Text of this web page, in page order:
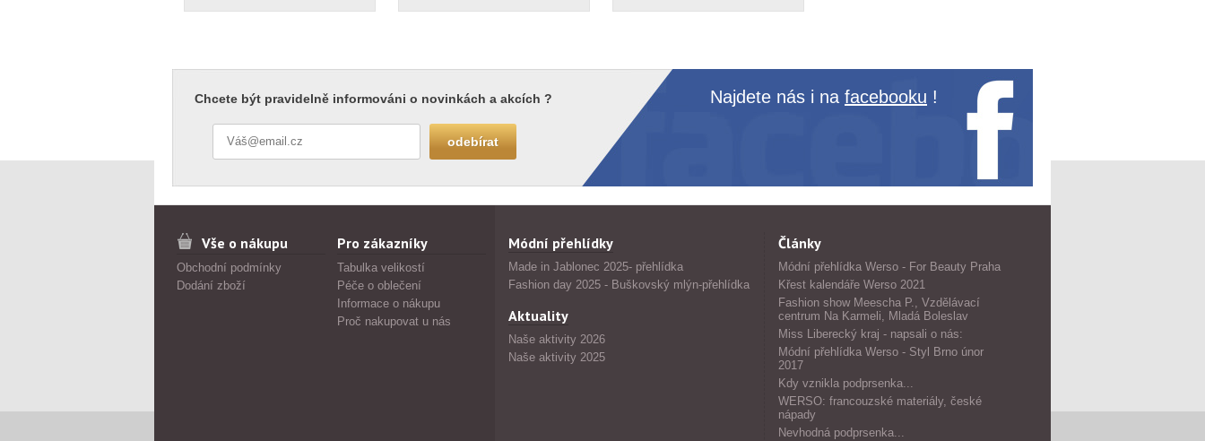
Chcete být pravidelně informováni o novinkách a akcích ? Najdete nás i na facebooku !
Vše o nákupu
Obchodní podmínky
Dodání zboží
Pro zákazníky
Tabulka velikostí
Péče o oblečení
Informace o nákupu
Proč nakupovat u nás
Módní přehlídky
Made in Jablonec 2025- přehlídka
Fashion day 2025 - Buškovský mlýn-přehlídka
Aktuality
Naše aktivity 2026
Naše aktivity 2025
Články
Módní přehlídka Werso - For Beauty Praha
Křest kalendáře Werso 2021
Fashion show Meescha P., Vzdělávací
centrum Na Karmeli, Mladá Boleslav
Miss Liberecký kraj - napsali o nás:
Módní přehlídka Werso - Styl Brno únor
2017
Kdy vznikla podprsenka...
WERSO: francouzské materiály, české
nápady
Nevhodná podprsenka...